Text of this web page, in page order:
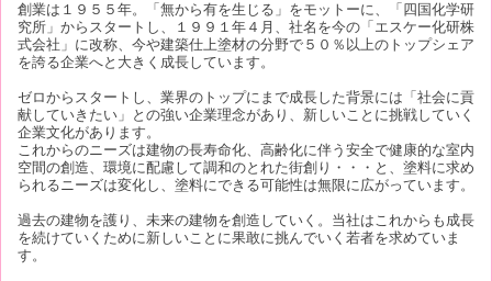
創業は１９５５年。「無から有を生じる」をモットーに、「四国化学研
究所」からスタートし、１９９１年４月、社名を今の「エスケー化研株
式会社」に改称、今や建築仕上塗材の分野で５０％以上のトップシェア
を誇る企業へと大きく成長しています。
ゼロからスタートし、業界のトップにまで成長した背景には「社会に貢
献していきたい」との強い企業理念があり、新しいことに挑戦していく
企業文化があります。
これからのニーズは建物の長寿命化、高齢化に伴う安全で健康的な室内
空間の創造、環境に配慮して調和のとれた街創り・・・と、塗料に求め
られるニーズは変化し、塗料にできる可能性は無限に広がっています。
過去の建物を護り、未来の建物を創造していく。当社はこれからも成長
を続けていくために新しいことに果敢に挑んでいく若者を求めていま
す。